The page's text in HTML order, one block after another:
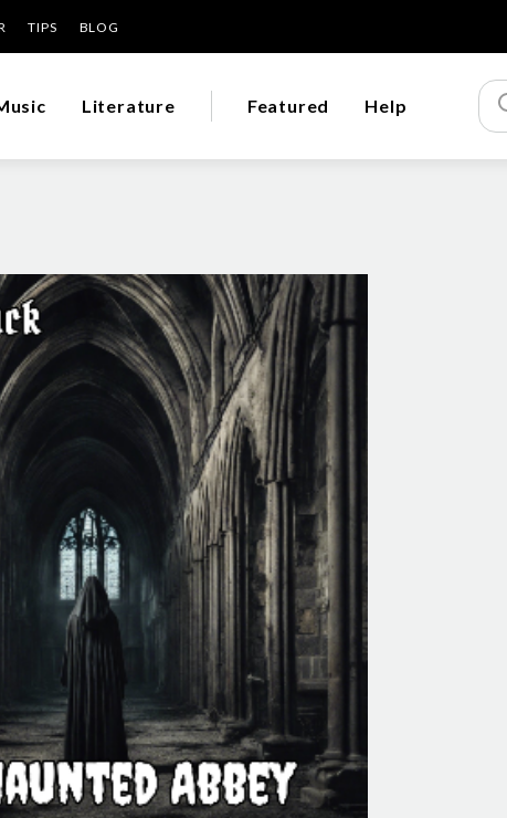
TIPS BLOG
Literature Featured Help